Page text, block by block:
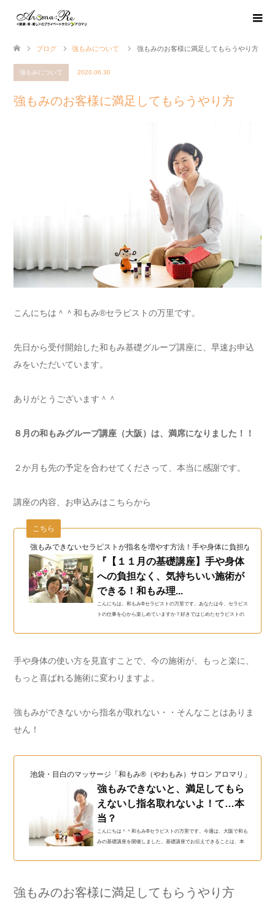
ブログ 強もみについて 強もみのお客様に満足してもらうやり方
強もみについて 2020.06.30
強もみのお客様に満足してもらうやり方
こんにちは＾＾和もみ®セラピストの万里です。
先日から受付開始した和もみ基礎グループ講座に、早速お申込
みをいただいています。
ありがとうございます＾＾
８月の和もみグループ講座（大阪）は、満席になりました！！
２か月も先の予定を合わせてくださって、本当に感謝です。
講座の内容、お申込みはこちらから
強もみできないセラピストが指名を増やす方法！手や身体に負担なく長く
こちら
『【１１月の基礎講座】手や身体
への負担なく、気持ちいい施術が
できる！和もみ理...
こんにちは。和もみ®セラピストの万里です。あなたは今、セラピス
トの仕事を心から楽しめていますか？好きではじめたセラピストの
手や身体の使い方を見直すことで、今の施術が、もっと楽に、
もっと喜ばれる施術に変わりますよ。
強もみができないから指名が取れない・・そんなことはありま
せん！
池袋・目白のマッサージ「和もみ®（やわもみ）サロン アロマリ」（和
強もみできないと、満足してもら
えないし指名取れないよ！て…本
当？
こんにちは＾＾和もみ®セラピストの万里です。今週は、大阪で和も
みの基礎講座を開催しました。基礎講座でお伝えできることは、本
り返しでしか上達はしません。一瞬でうまくなる魔法の方法なんて
くならないこと。身体に負担がないことです。それでなきゃ、お客
強もみのお客様に満足してもらうやり方